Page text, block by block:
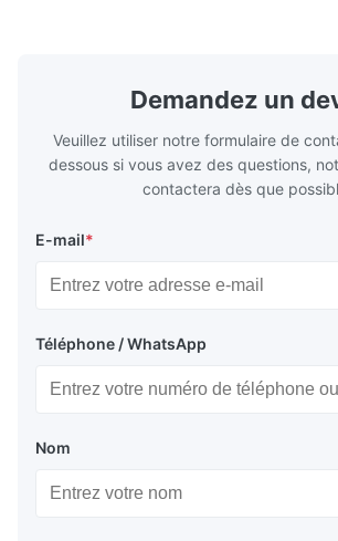
Demandez un
Veuillez utiliser notre formulaire de
dessous si vous avez des questions,
contactera dès que
E-mail*
Téléphone / WhatsApp
Nom